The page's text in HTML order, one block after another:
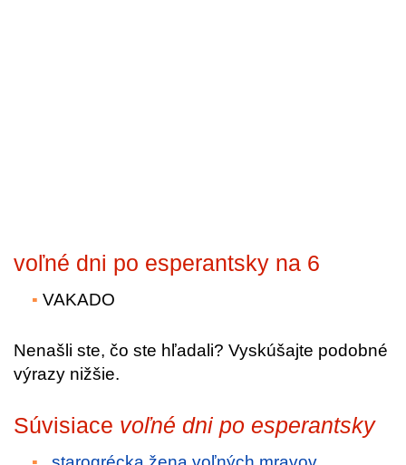
voľné dni po esperantsky na 6
VAKADO
Nenašli ste, čo ste hľadali? Vyskúšajte podobné
výrazy nižšie.
Súvisiace voľné dni po esperantsky